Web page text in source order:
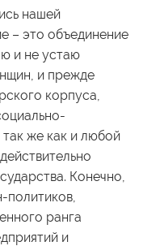
нашей
– это объединение
и не устаю
и прежде
корпуса,
же как и любой
Конечно,
ранга
и